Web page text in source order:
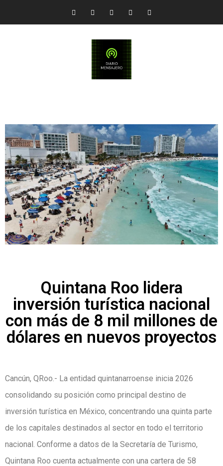
Quintana Roo lidera
inversión turística nacional
con más de 8 mil millones de
dólares en nuevos proyectos
Cancún, QRoo.- La entidad quintanarroense inicia 2026
consolidando su posición como principal destino de
inversión turística en México, concentrando una quinta parte
de los capitales destinados al sector en todo el territorio
nacional. Conforme a datos de la Secretaría de Turismo,
Quintana Roo cuenta actualmente con una cartera de 58